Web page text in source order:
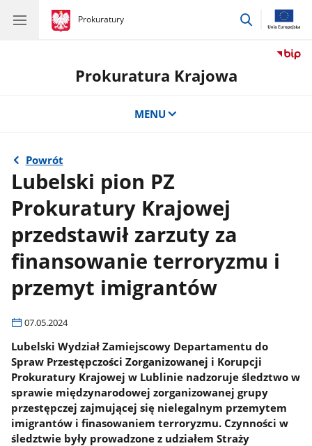
gov.pl
Prokuratury
gov.pl
Prokuratury
przejdź
Prokuratura Krajowa
MENU
Powrót
Lubelski pion PZ
Prokuratury Krajowej
przedstawił zarzuty za
finansowanie terroryzmu i
przemyt imigrantów
07.05.2024
Lubelski Wydział Zamiejscowy Departamentu do
Spraw Przestępczości Zorganizowanej i Korupcji
Prokuratury Krajowej w Lublinie nadzoruje śledztwo w
sprawie międzynarodowej zorganizowanej grupy
przestępczej zajmującej się nielegalnym przemytem
imigrantów i finasowaniem terroryzmu. Czynności w
śledztwie były prowadzone z udziałem Straży